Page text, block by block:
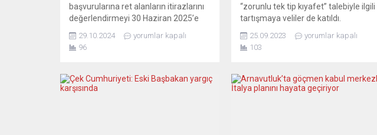
başvurularına ret alanların itirazlarını
değerlendirmeyi 30 Haziran 2025’e
yıl başlatılan pilot proje çerçevesinde
Almanya, pandemi sonrası artan vize
vize bölümlerindeki kapasiteyi artırma
kararı almış ve itirazları geçici olarak
29.10.2024
yorumlar kapalı
96
“zorunlu tek tip kıyafet” talebiyle ilgili
tartışmaya veliler de katıldı.
iki veli derneği, tek tip kıyafetin
okullardaki devasa sorunlar yanında
çekerek, ilgililerin asıl bu sorunlara
çözüm araması çağrısında bulundular.
25.09.2023
yorumlar kapalı
103